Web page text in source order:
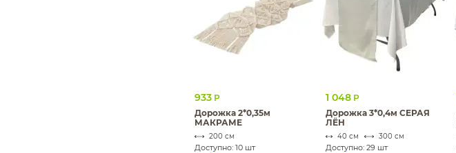
933 Р
Дорожка 2*0,35м
МАКРАМЕ
200 см
Доступно: 10 шт
1 048 Р
Дорожка 3*0,4м СЕРАЯ
ЛЁН
40 см 300 см
Доступно: 29 шт